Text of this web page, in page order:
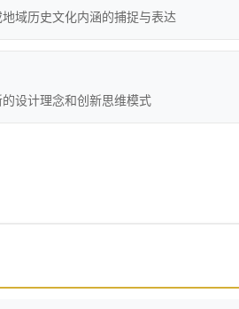
域历史文化内涵的捕捉与表达
设计理念和创新思维模式